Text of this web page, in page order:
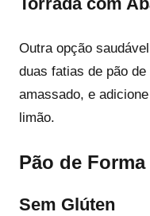
Outra opção
duas fatias de pão
amassado, e
limão.
Pão de
Sem Glúten